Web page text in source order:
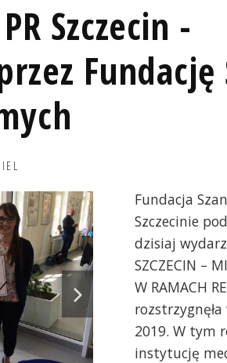
Szczecin -
Fundację
Fundacja
Szczecinie
dzisiaj
SZCZECIN –
W RAMACH
2019. W tym
instytucję